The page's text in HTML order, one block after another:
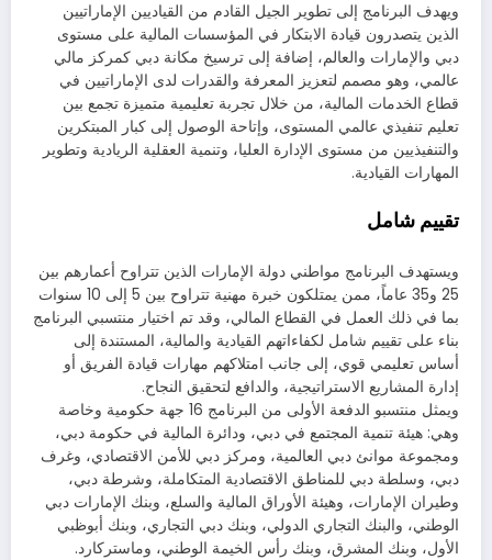
ويهدف البرنامج إلى تطوير الجيل القادم من القياديين الإماراتيين
الذين يتصدرون قيادة الابتكار في المؤسسات المالية على مستوى
دبي والإمارات والعالم، إضافة إلى ترسيخ مكانة دبي كمركز مالي
عالمي، وهو مصمم لتعزيز المعرفة والقدرات لدى الإماراتيين في
قطاع الخدمات المالية، من خلال تجربة تعليمية متميزة تجمع بين
تعليم تنفيذي عالمي المستوى، وإتاحة الوصول إلى كبار المبتكرين
والتنفيذيين من مستوى الإدارة العليا، وتنمية العقلية الريادية وتطوير
المهارات القيادية.
تقييم شامل
ويستهدف البرنامج مواطني دولة الإمارات الذين تتراوح أعمارهم بين
25 و35 عاماً، ممن يمتلكون خبرة مهنية تتراوح بين 5 إلى 10 سنوات
بما في ذلك العمل في القطاع المالي، وقد تم اختيار منتسبي البرنامج
بناء على تقييم شامل لكفاءاتهم القيادية والمالية، المستندة إلى
أساس تعليمي قوي، إلى جانب امتلاكهم مهارات قيادة الفريق أو
إدارة المشاريع الاستراتيجية، والدافع لتحقيق النجاح.
ويمثل منتسبو الدفعة الأولى من البرنامج 16 جهة حكومية وخاصة
وهي: هيئة تنمية المجتمع في دبي، ودائرة المالية في حكومة دبي،
ومجموعة موانئ دبي العالمية، ومركز دبي للأمن الاقتصادي، وغرف
دبي، وسلطة دبي للمناطق الاقتصادية المتكاملة، وشرطة دبي،
وطيران الإمارات، وهيئة الأوراق المالية والسلع، وبنك الإمارات دبي
الوطني، والبنك التجاري الدولي، وبنك دبي التجاري، وبنك أبوظبي
الأول، وبنك المشرق، وبنك رأس الخيمة الوطني، وماستركارد.